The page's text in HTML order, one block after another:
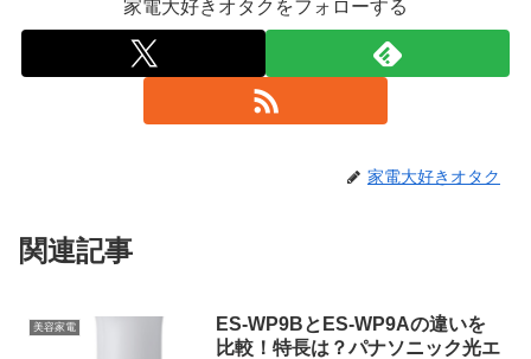
家電大好きオタクをフォローする
家電大好きオタク
関連記事
美容家電
ES-WP9BとES-WP9Aの違いを
比較！特長は？パナソニック光エ